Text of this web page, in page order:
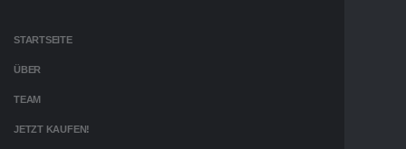
STARTSEITE
ÜBER
TEAM
JETZT KAUFEN!